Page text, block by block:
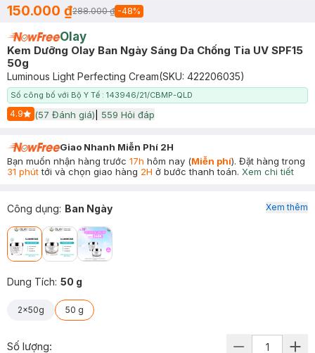
150.000 ₫288.000 ₫ -48%
Olay
Kem Dưỡng Olay Ban Ngày Sáng Da Chống Tia UV SPF15
50g
Luminous Light Perfecting Cream(SKU: 422206035)
Số công bố với Bộ Y Tế : 143946/21/CBMP-QLD
4.9
Start Icon
(57 Đánh giá) 559 Hỏi đáp
Giao Nhanh Miễn Phí 2H
Bạn muốn nhận hàng trước 17h hôm nay (Miễn phí). Đặt hàng trong
31 phúttới và chọn giao hàng 2H ở bước thanh toán. Xem chi tiết
Công dụng: Ban Ngày
Dung Tích: 50 g
2x50g 50 g
Xem thêm
Số lượng: